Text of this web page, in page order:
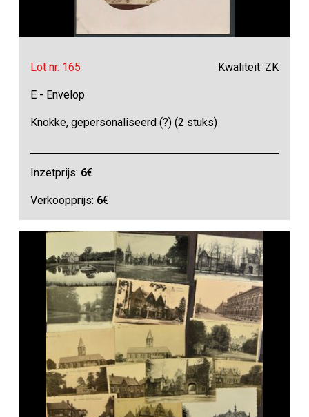
Lot nr. 165 Kwaliteit: ZK
E - Envelop
Knokke, gepersonaliseerd (?) (2 stuks)
Inzetprijs: 6€
Verkoopprijs: 6€